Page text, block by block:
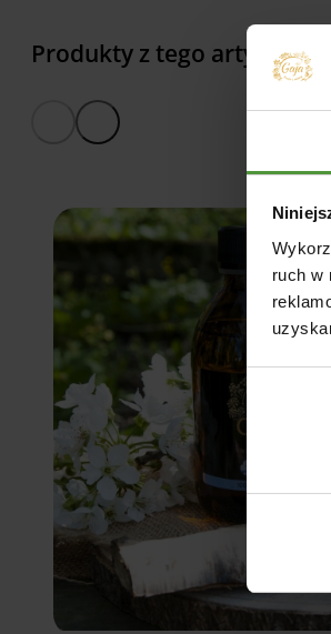
ruch w
Wybór
Produkty z tego artykułu